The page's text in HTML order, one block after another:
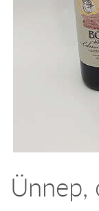
Ünnep,